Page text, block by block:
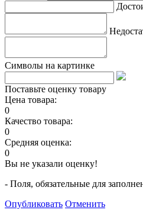
Символы на картинке
Поставьте оценку товару
Цена товара:
0
Качество товара:
0
Средняя оценка:
0
Вы не указали оценку!
- Поля, обязательные для
Опубликовать Отменить